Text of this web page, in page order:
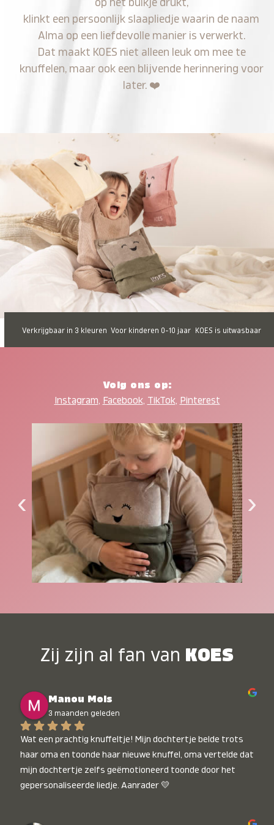
op het buikje drukt,
klinkt een persoonlijk slaapliedje waarin de naam
Alma op een liefdevolle manier is verwerkt.
Dat maakt KOES niet alleen leuk om mee te
knuffelen, maar ook een blijvende herinnering voor
later. ❤️
Verkrijgbaar in 3 kleuren Voor kinderen 0-10 jaar KOES is uitwasbaar
Volg ons op:
Instagram, Facebook, TikTok, Pinterest
‹ ›
Zij zijn al fan van KOES
Manou Mols
3 maanden geleden
Wat een prachtig knuffeltje! Mijn dochtertje belde trots
haar oma en toonde haar nieuwe knuffel, oma vertelde dat
mijn dochtertje zelfs geëmotioneerd toonde door het
gepersonaliseerde liedje. Aanrader 💛